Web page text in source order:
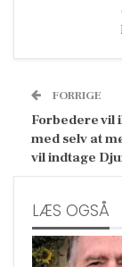
FORRIGE
Forbedere vil
med selv at
vil indtage
LÆS OGSÅ